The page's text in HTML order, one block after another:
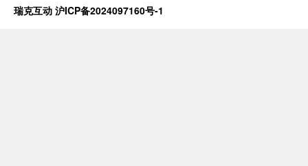
瑞克互动 沪ICP备2024097160号-1